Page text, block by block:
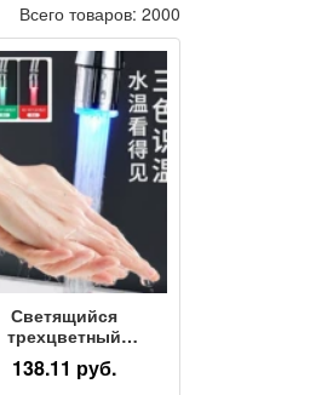
Всего товаров: 2000
Светящийся
трехцветный
смеситель с
регулируемой
138.11 руб.